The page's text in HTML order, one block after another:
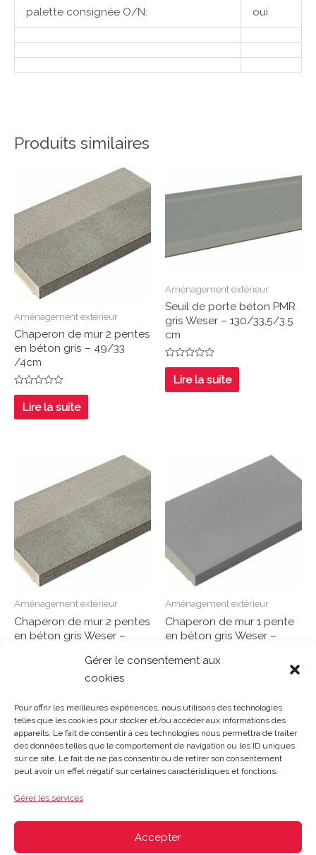
Gérer le consentement aux
cookies
Pour offrir les meilleures expériences, nous utilisons des technologies
telles que les cookies pour stocker et/ou accéder aux informations des
appareils. Le fait de consentir à ces technologies nous permettra de traiter
des données telles que le comportement de navigation ou les ID uniques
sur ce site. Le fait de ne pas consentir ou de retirer son consentement
peut avoir un effet négatif sur certaines caractéristiques et fonctions.
Gérer les services
Accepter
palette consignée O/N: oui
Produits similaires
Aménagement extérieur
Chaperon de mur 2 pentes
en béton gris – 49/33
/4cm
Note
sur
5
Lire la suite
Aménagement extérieur
Seuil de porte béton PMR
gris Weser – 130/33,5/3,5
cm
Note
sur
5
Lire la suite
Aménagement extérieur
Chaperon de mur 2 pentes
en béton gris Weser –
5
Aménagement extérieur
Chaperon de mur 1 pente
en béton gris Weser –
5
Gosset Matériaux 2023 © Tous droits réservés |Mentions
Le samedi : 8h-12h